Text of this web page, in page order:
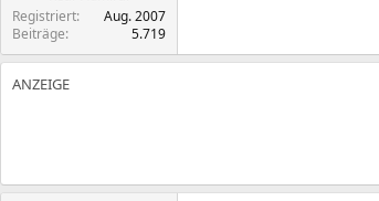
Registriert
Aug. 2007
Beiträge
5.719